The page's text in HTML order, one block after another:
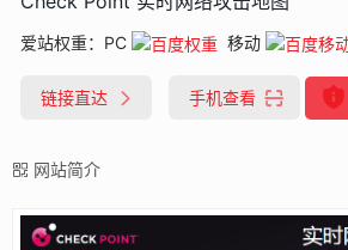
爱站权重： PC 移动
链接直达 手机查看
网站简介